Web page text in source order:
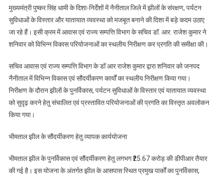
के
कायाकल्प
कार्यों
का
लेने
पहुंचे
सचिव
डॉ.
मुख्यमंत्री पुष्कर सिंह धामी के दिशा-निर्देशों में नैनीताल जिले में झीलों के संरक्षण, पर्यटन
सुविधाओं के विस्तार और यातायात व्यवस्था को मजबूत बनाने की दिशा में बड़े कदम उठाए
जा रहे हैं। इसी क्रम में आवास एवं राज्य सम्पत्ति विभाग के सचिव डॉ. आर. राजेश कुमार ने
शनिवार को विभिन्न विकास परियोजनाओं का स्थलीय निरीक्षण कर प्रगति की समीक्षा की।
सचिव आवास एवं राज्य सम्पत्ति विभाग के डॉ आर राजेश कुमार द्वारा शनिवार को जनपद
नैनीताल में विभिन्न विकास एवं सौंदर्यीकरण कार्यों का स्थलीय निरीक्षण किया गया।
निरीक्षण के दौरान झीलों के पुनर्विकास, पर्यटन सुविधाओं के विस्तार एवं यातायात व्यवस्था
को सुदृढ़ करने हेतु संचालित एवं प्रस्तावित परियोजनाओं की प्रगति का विस्तृत अवलोकन
किया गया।
भीमताल झील के सौंदर्यीकरण हेतु व्यापक कार्ययोजना
भीमताल झील के पुनर्विकास एवं सौंदर्यीकरण हेतु लगभग ₹25.67 करोड़ की डीपीआर तैयार
की गई है। इस योजना के अंतर्गत झील के आसपास स्थित प्रमुख पार्कों का पुनर्विकास,